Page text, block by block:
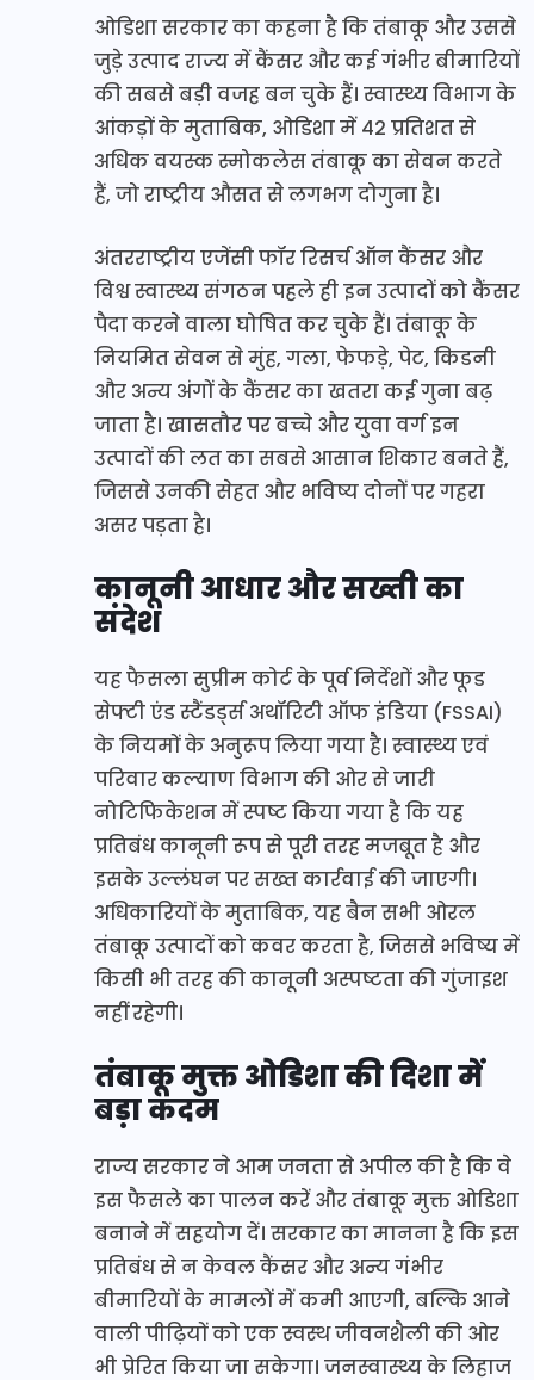
ओडिशा सरकार का कहना है कि तंबाकू और उससे
जुड़े उत्पाद राज्य में कैंसर और कई गंभीर बीमारियों
की सबसे बड़ी वजह बन चुके हैं। स्वास्थ्य विभाग के
आंकड़ों के मुताबिक, ओडिशा में 42 प्रतिशत से
अधिक वयस्क स्मोकलेस तंबाकू का सेवन करते
हैं, जो राष्ट्रीय औसत से लगभग दोगुना है।
अंतरराष्ट्रीय एजेंसी फॉर रिसर्च ऑन कैंसर और
विश्व स्वास्थ्य संगठन पहले ही इन उत्पादों को कैंसर
पैदा करने वाला घोषित कर चुके हैं। तंबाकू के
नियमित सेवन से मुंह, गला, फेफड़े, पेट, किडनी
और अन्य अंगों के कैंसर का खतरा कई गुना बढ़
जाता है। खासतौर पर बच्चे और युवा वर्ग इन
उत्पादों की लत का सबसे आसान शिकार बनते हैं,
जिससे उनकी सेहत और भविष्य दोनों पर गहरा
असर पड़ता है।
कानूनी आधार और सख्ती का
संदेश
यह फैसला सुप्रीम कोर्ट के पूर्व निर्देशों और फूड
सेफ्टी एंड स्टैंडर्ड्स अथॉरिटी ऑफ इंडिया (FSSAI)
के नियमों के अनुरूप लिया गया है। स्वास्थ्य एवं
परिवार कल्याण विभाग की ओर से जारी
नोटिफिकेशन में स्पष्ट किया गया है कि यह
प्रतिबंध कानूनी रूप से पूरी तरह मजबूत है और
इसके उल्लंघन पर सख्त कार्रवाई की जाएगी।
अधिकारियों के मुताबिक, यह बैन सभी ओरल
तंबाकू उत्पादों को कवर करता है, जिससे भविष्य में
किसी भी तरह की कानूनी अस्पष्टता की गुंजाइश
नहीं रहेगी।
तंबाकू मुक्त ओडिशा की दिशा में
बड़ा कदम
राज्य सरकार ने आम जनता से अपील की है कि वे
इस फैसले का पालन करें और तंबाकू मुक्त ओडिशा
बनाने में सहयोग दें। सरकार का मानना है कि इस
प्रतिबंध से न केवल कैंसर और अन्य गंभीर
बीमारियों के मामलों में कमी आएगी, बल्कि आने
वाली पीढ़ियों को एक स्वस्थ जीवनशैली की ओर
भी प्रेरित किया जा सकेगा। जनस्वास्थ्य के लिहाज